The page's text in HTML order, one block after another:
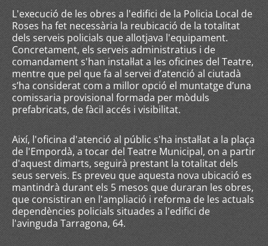
L'execució de les obres a l'edifici de la Policia Local de
Roses ha fet necessària la reubicació de la totalitat
dels serveis policials que allotjava l'equipament.
Concretament, els serveis administratius i de
comandament s'han instal·lat a les oficines del Teatre,
mentre que pel que fa al servei d’atenció al ciutadà
s’ha considerat com a millor opció el muntatge d’una
comissaria provisional formada per mòduls
prefabricats, de fàcil accés i visibilitat.
Així, l'oficina d'atenció al públic s'ha instal·lat a la plaça
de l'Empordà, a tocar del Teatre Municipal, on a partir
d'aquest dimarts, seguirà prestant la totalitat dels
seus serveis. Es preveu que aquesta nova ubicació es
mantindrà durant els 5 mesos que duraran les obres,
que consistiran en l'ampliació i reforma de les actuals
dependències policials situades a l'edifici de
l'avinguda Tarragona, 64.